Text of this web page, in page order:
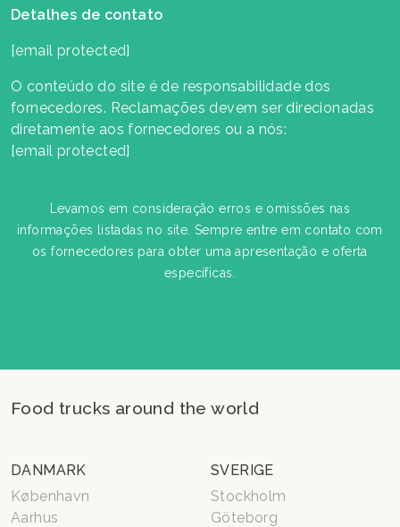
Detalhes de contato
[email protected]
O conteúdo do site é de responsabilidade dos
fornecedores. Reclamações devem ser direcionadas
diretamente aos fornecedores ou a nós:
[email protected]
Levamos em consideração erros e omissões nas
informações listadas no site. Sempre entre em contato com
os fornecedores para obter uma apresentação e oferta
específicas.
Food trucks around the world
DANMARK
København
Aarhus
SVERIGE
Stockholm
Göteborg